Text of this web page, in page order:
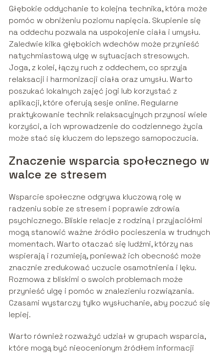
Głębokie oddychanie to kolejna technika, która może
pomóc w obniżeniu poziomu napięcia. Skupienie się
na oddechu pozwala na uspokojenie ciała i umysłu.
Zaledwie kilka głębokich wdechów może przynieść
natychmiastową ulgę w sytuacjach stresowych.
Joga, z kolei, łączy ruch z oddechem, co sprzyja
relaksacji i harmonizacji ciała oraz umysłu. Warto
poszukać lokalnych zajęć jogi lub korzystać z
aplikacji, które oferują sesje online. Regularne
praktykowanie technik relaksacyjnych przynosi wiele
korzyści, a ich wprowadzenie do codziennego życia
może stać się kluczem do lepszego samopoczucia.
Znaczenie wsparcia społecznego w
walce ze stresem
Wsparcie społeczne odgrywa kluczową rolę w
radzeniu sobie ze stresem i poprawie zdrowia
psychicznego. Bliskie relacje z rodziną i przyjaciółmi
mogą stanowić ważne źródło pocieszenia w trudnych
momentach. Warto otaczać się ludźmi, którzy nas
wspierają i rozumieją, ponieważ ich obecność może
znacznie zredukować uczucie osamotnienia i lęku.
Rozmowa z bliskimi o swoich problemach może
przynieść ulgę i pomóc w znalezieniu rozwiązania.
Czasami wystarczy tylko wysłuchanie, aby poczuć się
lepiej.
Warto również rozważyć udział w grupach wsparcia,
które mogą być nieocenionym źródłem informacji